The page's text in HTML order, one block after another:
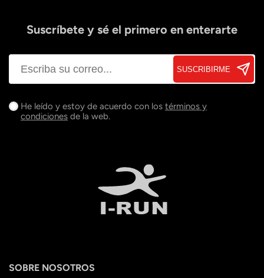
Suscríbete y sé el primero en enterarte
SUSCRIBIRME
He leído y estoy de acuerdo con los términos y
condiciones de la web.
SOBRE NOSOTROS